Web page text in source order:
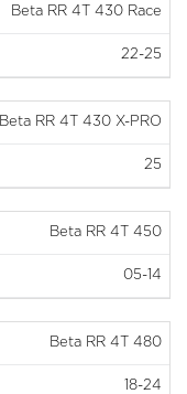
Beta RR 4T 430 Race
22-25
Beta RR 4T 430 X-PRO
25
Beta RR 4T 450
05-14
Beta RR 4T 480
18-24